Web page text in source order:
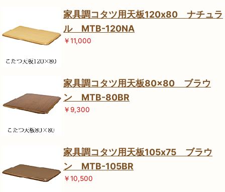
家具調コタツ用天板120x80 ナチュラ
ル MTB-120NA
￥11,000
家具調コタツ用天板80×80 ブラウ
ン MTB-80BR
￥9,300
家具調コタツ用天板105x75 ブラウ
ン MTB-105BR
￥10,500